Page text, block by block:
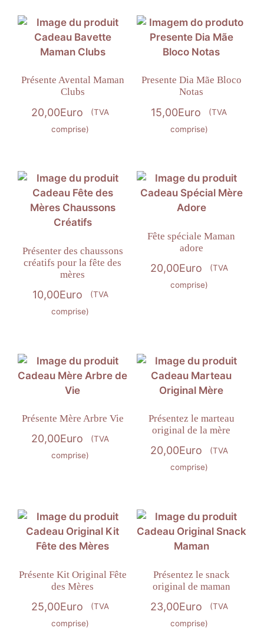
Présente Avental Maman
Clubs
20,00Euro
(TVA
comprise)
Presente Dia Mãe Bloco
Notas
15,00Euro
(TVA
comprise)
Présenter des chaussons
créatifs pour la fête des
mères
10,00Euro
(TVA
comprise)
Fête spéciale Maman
adore
20,00Euro
(TVA
comprise)
Présente Mère Arbre Vie
20,00Euro
(TVA
comprise)
Présentez le marteau
original de la mère
20,00Euro
(TVA
comprise)
Présente Kit Original Fête
des Mères
25,00Euro
(TVA
comprise)
Présentez le snack
original de maman
23,00Euro
(TVA
comprise)